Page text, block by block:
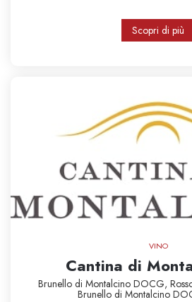
Scopri di più
VINO
Cantina di
Brunello di Montalcino DOCG,
Brunello di Montalcino